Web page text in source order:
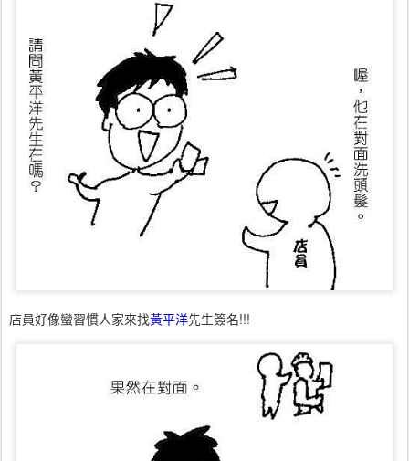
店員好像蠻習慣人家來找黃平洋先生簽名!!!